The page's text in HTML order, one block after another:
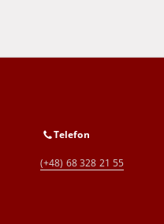
Telefon
(+48) 68 328 21 55